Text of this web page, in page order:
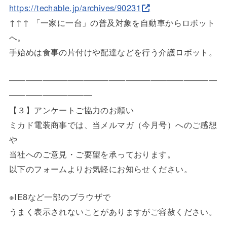
https://techable.jp/archives/90231
↑↑↑ 「一家に一台」の普及対象を自動車からロボット
へ。
手始めは食事の片付けや配達などを行う介護ロボット。
━━━━━━━━━━━━━━━━━━━━━━━━━
━━━━━━━━━━
【３】アンケートご協力のお願い
ミカド電装商事では、当メルマガ（今月号）へのご感想
や
当社へのご意見・ご要望を承っております。
以下のフォームよりお気軽にお知らせください。
※IE8など一部のブラウザで
うまく表示されないことがありますがご容赦ください。